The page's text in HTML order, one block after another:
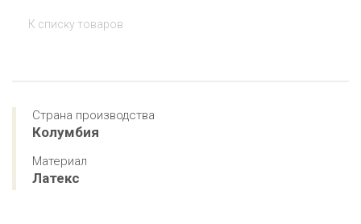
К списку товаров
Страна производства
Колумбия
Материал
Латекс